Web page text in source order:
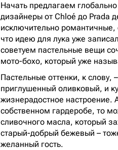
Начать предлагаем
дизайнеры от Chloé до Prada
исключительно
что идею для лука уже
советуем пастельные вещи
мото-бохо, который уже
Пастельные оттенки, к слову,
приглушенный оливковый, и
жизнерадостное настроение.
собственном гардеробе, то
сливочного масла, который
старый-добрый бежевый –
желанный гость.